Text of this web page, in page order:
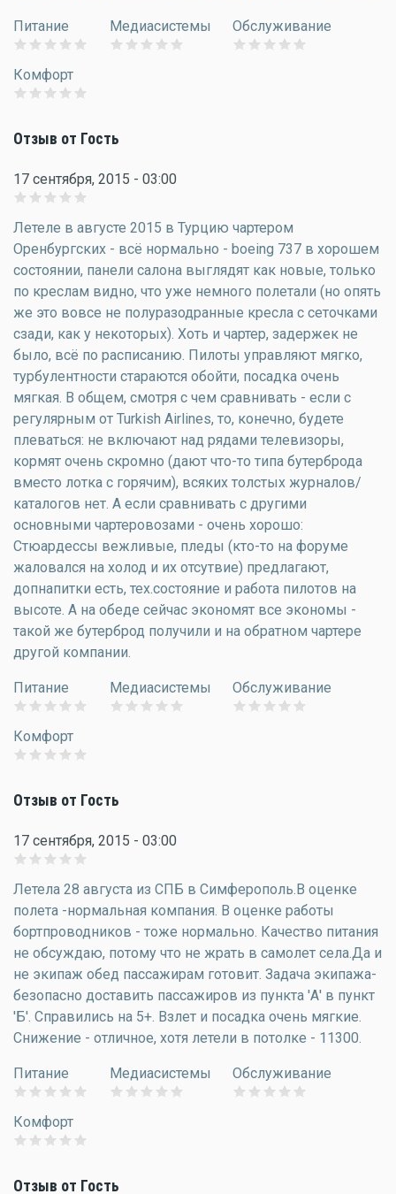
Питание Медиасистемы Обслуживание
Комфорт
Отзыв от Гость
17 сентября, 2015 - 03:00
Летеле в августе 2015 в Турцию чартером
Оренбургских - всё нормально - boeing 737 в хорошем
состоянии, панели салона выглядят как новые, только
по креслам видно, что уже немного полетали (но опять
же это вовсе не полуразодранные кресла с сеточками
сзади, как у некоторых). Хоть и чартер, задержек не
было, всё по расписанию. Пилоты управляют мягко,
турбулентности стараются обойти, посадка очень
мягкая. В общем, смотря с чем сравнивать - если с
регулярным от Turkish Airlines, то, конечно, будете
плеваться: не включают над рядами телевизоры,
кормят очень скромно (дают что-то типа бутерброда
вместо лотка с горячим), всяких толстых журналов/
каталогов нет. А если сравнивать с другими
основными чартеровозами - очень хорошо:
Стюардессы вежливые, пледы (кто-то на форуме
жаловался на холод и их отсутвие) предлагают,
допнапитки есть, тех.состояние и работа пилотов на
высоте. А на обеде сейчас экономят все экономы -
такой же бутерброд получили и на обратном чартере
другой компании.
Питание Медиасистемы Обслуживание
Комфорт
Отзыв от Гость
17 сентября, 2015 - 03:00
Летела 28 августа из СПБ в Симферополь.В оценке
полета -нормальная компания. В оценке работы
бортпроводников - тоже нормально. Качество питания
не обсуждаю, потому что не жрать в самолет села.Да и
не экипаж обед пассажирам готовит. Задача экипажа-
безопасно доставить пассажиров из пункта 'А' в пункт
'Б'. Справились на 5+. Взлет и посадка очень мягкие.
Снижение - отличное, хотя летели в потолке - 11300.
Питание Медиасистемы Обслуживание
Комфорт
Отзыв от Гость